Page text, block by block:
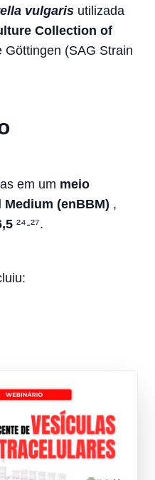
vulgaris utilizada
Collection of
Göttingen (SAG Strain
em um meio
(enBBM) ,
²⁴-²⁷.